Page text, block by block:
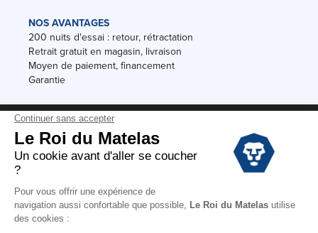
NOS AVANTAGES
200 nuits d'essai : retour, rétractation
Retrait gratuit en magasin, livraison
Moyen de paiement, financement
Garantie
Conditions des offres
Black Friday
Destockage
Conditions Générales de vente magasin